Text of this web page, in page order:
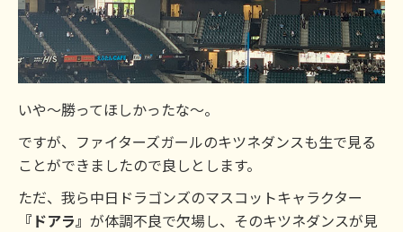
いや～勝ってほしかったな～。
ですが、ファイターズガールのキツネダンスも生で見る
ことができましたので良しとします。
ただ、我ら中日ドラゴンズのマスコットキャラクター
『ドアラ』 が体調不良で欠場し、そのキツネダンスが見